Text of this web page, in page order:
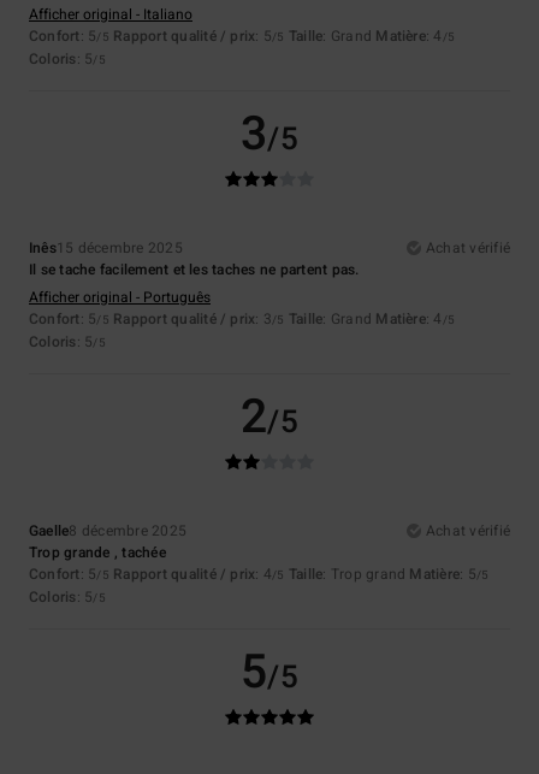
Afficher original - Italiano
Confort: 5/5 Rapport qualité / prix: 5/5 Taille: Grand Matière: 4 /5
Coloris: 5/5
3/5
Inês15 décembre 2025
Achat vérifié
Il se tache facilement et les taches ne partent pas.
Afficher original - Português
Confort: 5/5 Rapport qualité / prix: 3/5 Taille: Grand Matière: 4 /5
Coloris: 5/5
2/5
Gaelle8 décembre 2025
Achat vérifié
Trop grande , tachée
Confort: 5/5 Rapport qualité / prix: 4/5 Taille: Trop grand Matière: 5/5
Coloris: 5/5
5/5